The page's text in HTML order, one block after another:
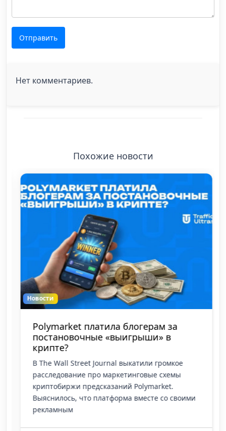
Отправить
Нет комментариев.
Похожие новости
Новости
Polymarket платила блогерам за
постановочные «выигрыши» в
крипте?
В The Wall Street Journal выкатили громкое
расследование про маркетинговые схемы
криптобиржи предсказаний Polymarket.
Выяснилось, что платформа вместе со своими
рекламным